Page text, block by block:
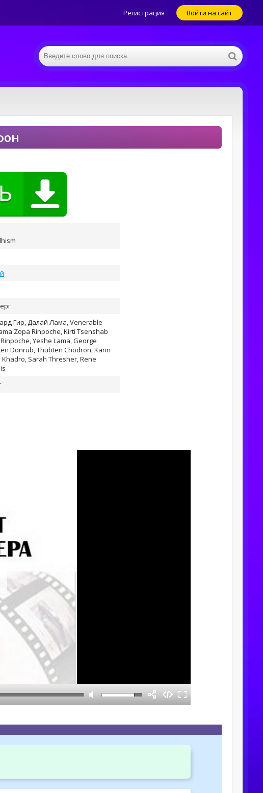
Регистрация Войти на сайт
Гир, Далай Лама, Venerable
Zopa Rinpoche, Kirti Tsenshab
Yeshe Lama, George
Donrub, Thubten Chodron, Karin
Sarah Thresher, Rene